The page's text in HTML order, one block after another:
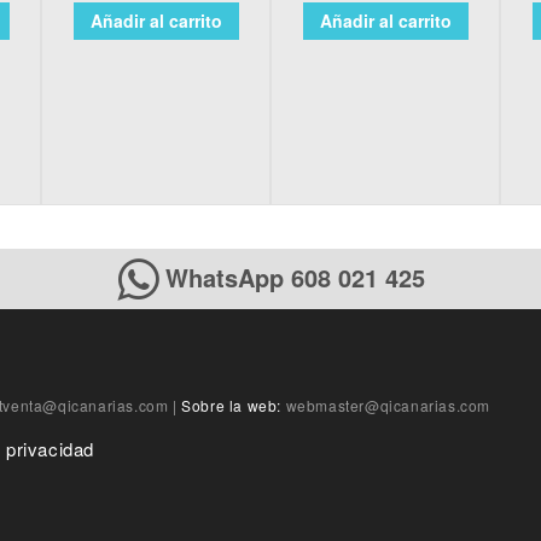
Añadir al carrito Añadir al carrito
WhatsApp 608 021 425
| Sobre la web: webmaster@qicanarias.com